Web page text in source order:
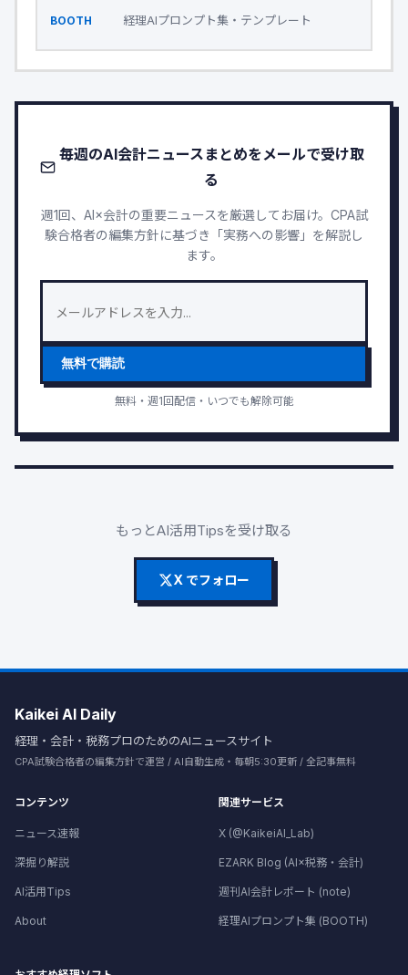
BOOTH 経理AIプロンプト集・テンプレート
毎週のAI会計ニュースまとめをメールで受け取
る
週1回、AI×会計の重要ニュースを厳選してお届け。CPA試
験合格者の編集方針に基づき「実務への影響」を解説し
ます。
無料で購読
無料・週1回配信・いつでも解除可能
もっとAI活用Tipsを受け取る
X でフォロー
Kaikei AI Daily
経理・会計・税務プロのためのAIニュースサイト
CPA試験合格者の編集方針で運営 / AI自動生成・毎朝5:30更新 / 全記事無料
コンテンツ
ニュース速報
深掘り解説
AI活用Tips
About
関連サービス
X (@KaikeiAI_Lab)
EZARK Blog (AI×税務・会計)
週刊AI会計レポート (note)
経理AIプロンプト集 (BOOTH)